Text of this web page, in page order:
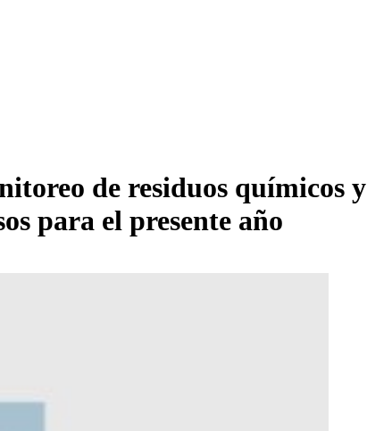
de residuos químicos
para el presente año